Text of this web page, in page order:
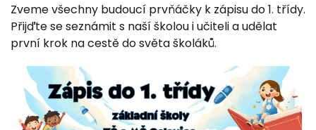
Zveme všechny budoucí prvňáčky k zápisu do 1. třídy.
Přijďte se seznámit s naší školou i učiteli a udělat
první krok na cestě do světa školáků.